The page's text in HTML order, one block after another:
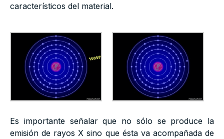
característicos del material.
Es importante señalar que no sólo se produce la
emisión de rayos X sino que ésta va acompañada de